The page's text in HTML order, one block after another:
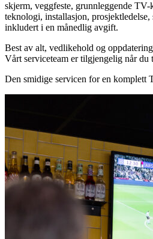
skjerm, veggfeste, grunnleggende
teknologi, installasjon,
inkludert i en månedlig avgift.
Best av alt, vedlikehold og
Vårt serviceteam er tilgjengelig når du
Den smidige servicen for en komplett